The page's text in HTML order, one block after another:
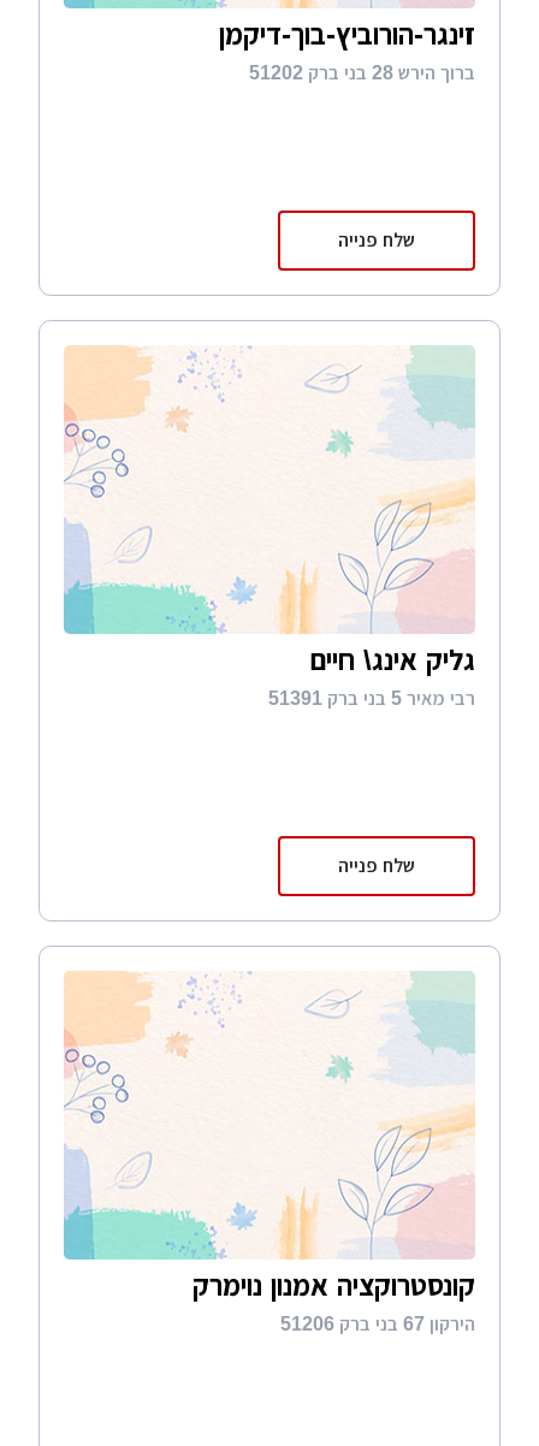
זינגר-הורוביץ-בוך-דיקמן
ברוך הירש 28 בני ברק 51202
שלח פנייה
גליק אינג\ חיים
רבי מאיר 5 בני ברק 51391
שלח פנייה
קונסטרוקציה אמנון נוימרק
הירקון 67 בני ברק 51206